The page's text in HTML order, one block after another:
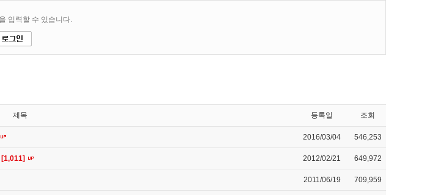
제목 등록일 조회
2016/03/04 546,253
[1,011] 2012/02/21 649,972
2011/06/19 709,959